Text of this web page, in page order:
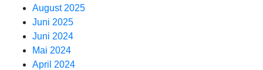
August 2025
Juni 2025
Juni 2024
Mai 2024
April 2024